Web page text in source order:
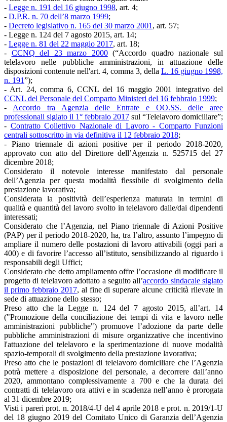
- Legge n. 191 del 16 giugno 1998, art. 4;
- D.P.R. n. 70 dell’8 marzo 1999;
- Decreto legislativo n. 165 del 30 marzo 2001 , art. 57;
- Legge n. 124 del 7 agosto 2015, art. 14;
- Legge n. 81 del 22 maggio 2017, art. 18;
- CCNQ del 23 marzo 2000(“Accordo quadro nazionale sul
telelavoro nelle pubbliche amministrazioni, in attuazione delle
disposizioni contenute nell'art. 4, comma 3, della L. 16 giugno 1998,
n. 191”);
- Art. 24, comma 6, CCNL del 16 maggio 2001 integrativo del
CCNL del Personale del Comparto Ministeri del 16 febbraio 1999;
- Accordo tra Agenzia delle Entrate e OO.SS. delle aree
professionali siglato il 1° febbraio 2017 sul “Telelavoro domiciliare”;
- Contratto Collettivo Nazionale di Lavoro - Comparto Funzioni
centrali sottoscritto in via definitiva il 12 febbraio 2018;
- Piano triennale di azioni positive per il periodo 2018-2020,
approvato con atto del Direttore dell’Agenzia n. 525715 del 27
dicembre 2018;
Considerato il notevole interesse manifestato dal personale
dell’Agenzia per questa modalità flessibile di svolgimento della
prestazione lavorativa;
Considerata la positività dell’esperienza maturata in termini di
qualità e quantità del lavoro svolto in telelavoro dalle/dai dipendenti
interessati;
Considerato che l’Agenzia, nel Piano triennale di Azioni Positive
(PAP) per il periodo 2018-2020, ha, tra l’altro, assunto l’impegno di
ampliare il numero delle postazioni di lavoro attivabili (oggi pari a
400) e di favorire l’accesso all’istituto, sensibilizzando al riguardo i
responsabili degli Uffici;
Considerato che detto ampliamento offre l’occasione di modificare il
progetto di telelavoro adottato a seguito all’accordo sindacale siglato
il primo febbraio 2017, al fine di superare alcune criticità rilevate in
sede di attuazione dello stesso;
Preso atto che la Legge n. 124 del 7 agosto 2015, all’art. 14
("Promozione della conciliazione dei tempi di vita e lavoro nelle
amministrazioni pubbliche") promuove l’adozione da parte delle
pubbliche amministrazioni di misure organizzative che incentivino
l'attuazione del telelavoro e la sperimentazione di nuove modalità
spazio-temporali di svolgimento della prestazione lavorativa;
Preso atto che le postazioni di telelavoro domiciliare che l’Agenzia
potrà mettere a disposizione del personale, a decorrere dall’anno
2020, ammontano complessivamente a 700 e che la durata dei
contratti di telelavoro ora attivi e in scadenza nell’anno è prorogata
al 31 dicembre 2019;
Visti i pareri prot. n. 2018/4-U del 4 aprile 2018 e prot. n. 2019/1-U
del 18 giugno 2019 del Comitato Unico di Garanzia dell’Agenzia